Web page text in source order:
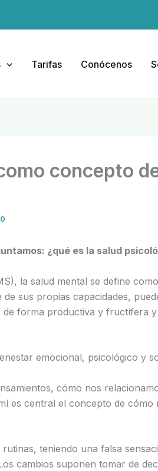
Tarifas Conócenos
concepto
¿qué es la salud
la salud mental se define
sus propias capacidades,
forma productiva y fructífera
emocional, psicológico y
cómo nos
es central el concepto de cómo
teniendo una falsa
cambios suponen tomar de